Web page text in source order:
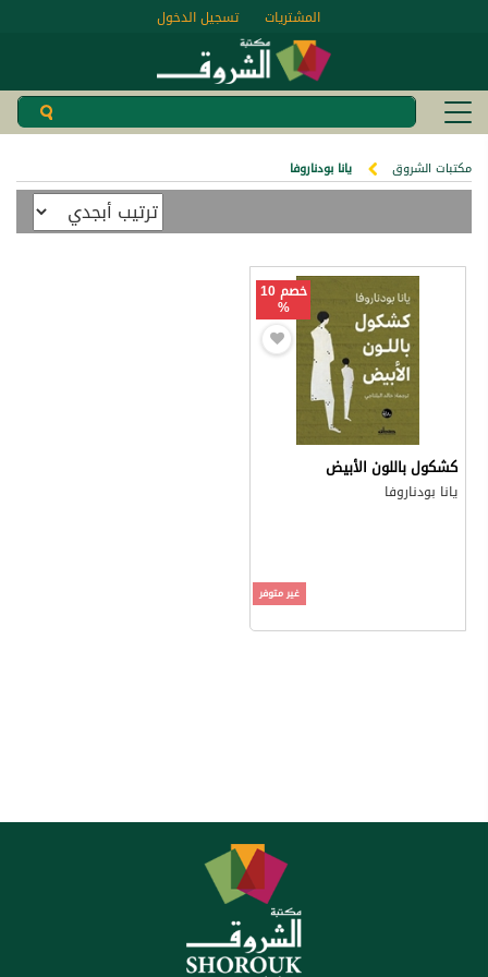
تسجيل الدخول المشتريات
مكتبات الشروق يانا بودناروفا
خصم 10
%
كشكول باللون الأبيض
يانا بودناروفا
غير متوفر